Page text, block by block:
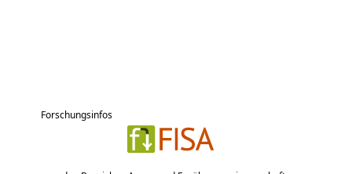
Forschungsinfos